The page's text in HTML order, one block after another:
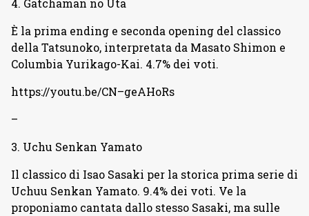
4. Gatchaman no Uta
È la prima ending e seconda opening del classico
della Tatsunoko, interpretata da Masato Shimon e
Columbia Yurikago-Kai. 4.7% dei voti.
https://youtu.be/CN–geAHoRs
–
3. Uchu Senkan Yamato
Il classico di Isao Sasaki per la storica prima serie di
Uchuu Senkan Yamato. 9.4% dei voti. Ve la
proponiamo cantata dallo stesso Sasaki, ma sulle